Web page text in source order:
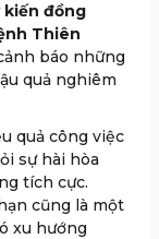
kiến đồng
Thiên
báo những
quả nghiêm
quả công việc
sự hài hòa
tích cực.
cũng là một
xu hướng